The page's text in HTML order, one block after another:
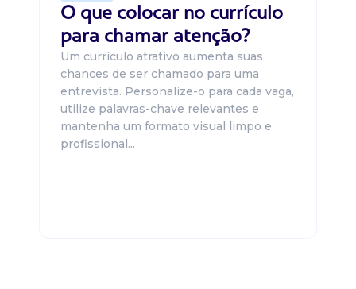
O que colocar no currículo
para chamar atenção?
Um currículo atrativo aumenta suas
chances de ser chamado para uma
entrevista. Personalize-o para cada vaga,
utilize palavras-chave relevantes e
mantenha um formato visual limpo e
profissional...